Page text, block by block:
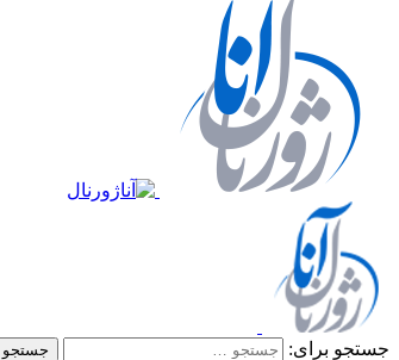
جستجو برای: